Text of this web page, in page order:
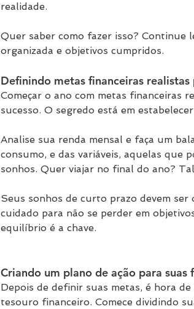
realidade.
Quer saber como fazer isso? Continue
organizada e objetivos cumpridos.
Definindo metas financeiras
Começar o ano com metas financeiras
sucesso. O segredo está em
Analise sua renda mensal e faça um
consumo, e das variáveis, aquelas que
sonhos. Quer viajar no final do ano?
Seus sonhos de curto prazo devem
cuidado para não se perder em
equilíbrio é a chave.
Criando um plano de ação para suas
Depois de definir suas metas, é hora
tesouro financeiro. Comece dividindo